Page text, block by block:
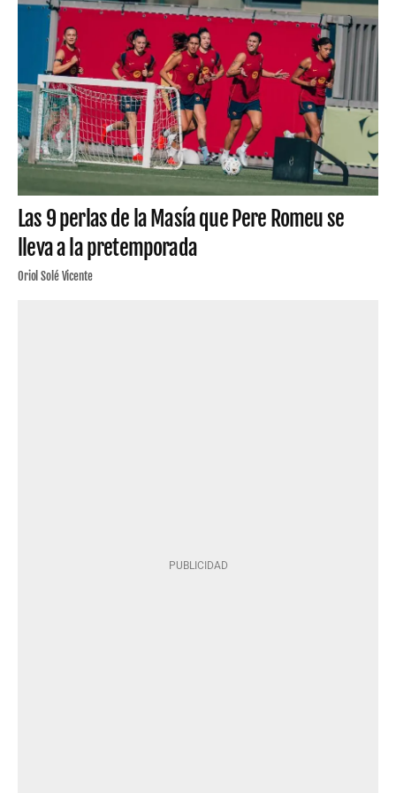
Las 9 perlas de la Masía que Pere Romeu se
lleva a la pretemporada
Oriol Solé Vicente